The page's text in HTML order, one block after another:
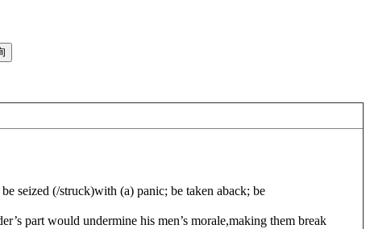
seized (/struck)with (a) panic; be taken aback; be
would undermine his men’s morale,making them break